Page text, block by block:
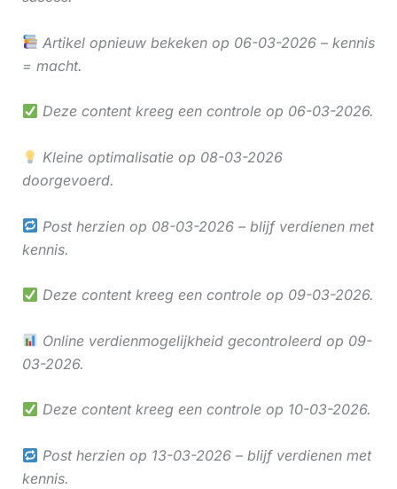
Artikel opnieuw bekeken op 06-03-2026 – kennis
= macht.
Deze content kreeg een controle op 06-03-2026.
Kleine optimalisatie op 08-03-2026
doorgevoerd.
Post herzien op 08-03-2026 – blijf verdienen met
kennis.
Deze content kreeg een controle op 09-03-2026.
Online verdienmogelijkheid gecontroleerd op 09-
03-2026.
Deze content kreeg een controle op 10-03-2026.
Post herzien op 13-03-2026 – blijf verdienen met
kennis.